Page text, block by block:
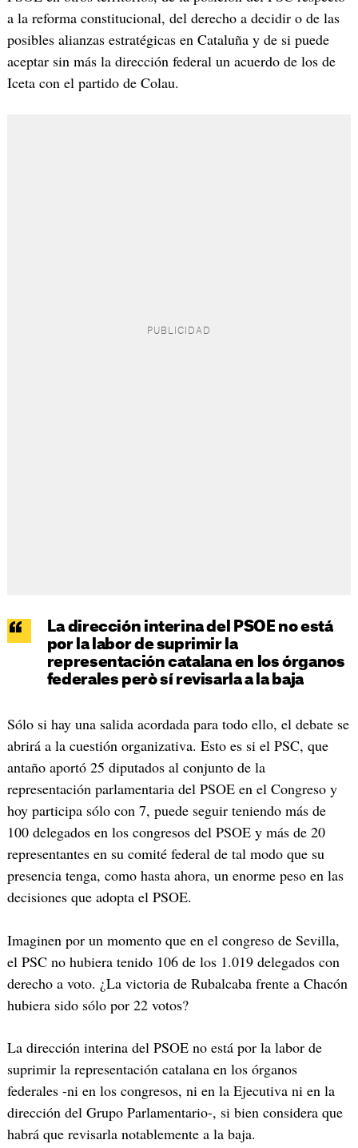
a la reforma constitucional, del derecho a decidir o de las
posibles alianzas estratégicas en Cataluña y de si puede
aceptar sin más la dirección federal un acuerdo de los de
Iceta con el partido de Colau.
La dirección interina del PSOE no está
por la labor de suprimir la
representación catalana en los órganos
federales però sí revisarla a la baja
Sólo si hay una salida acordada para todo ello, el debate se
abrirá a la cuestión organizativa. Esto es si el PSC, que
antaño aportó 25 diputados al conjunto de la
representación parlamentaria del PSOE en el Congreso y
hoy participa sólo con 7, puede seguir teniendo más de
100 delegados en los congresos del PSOE y más de 20
representantes en su comité federal de tal modo que su
presencia tenga, como hasta ahora, un enorme peso en las
decisiones que adopta el PSOE.
Imaginen por un momento que en el congreso de Sevilla,
el PSC no hubiera tenido 106 de los 1.019 delegados con
derecho a voto. ¿La victoria de Rubalcaba frente a Chacón
hubiera sido sólo por 22 votos?
La dirección interina del PSOE no está por la labor de
suprimir la representación catalana en los órganos
federales -ni en los congresos, ni en la Ejecutiva ni en la
dirección del Grupo Parlamentario-, si bien considera que
habrá que revisarla notablemente a la baja.